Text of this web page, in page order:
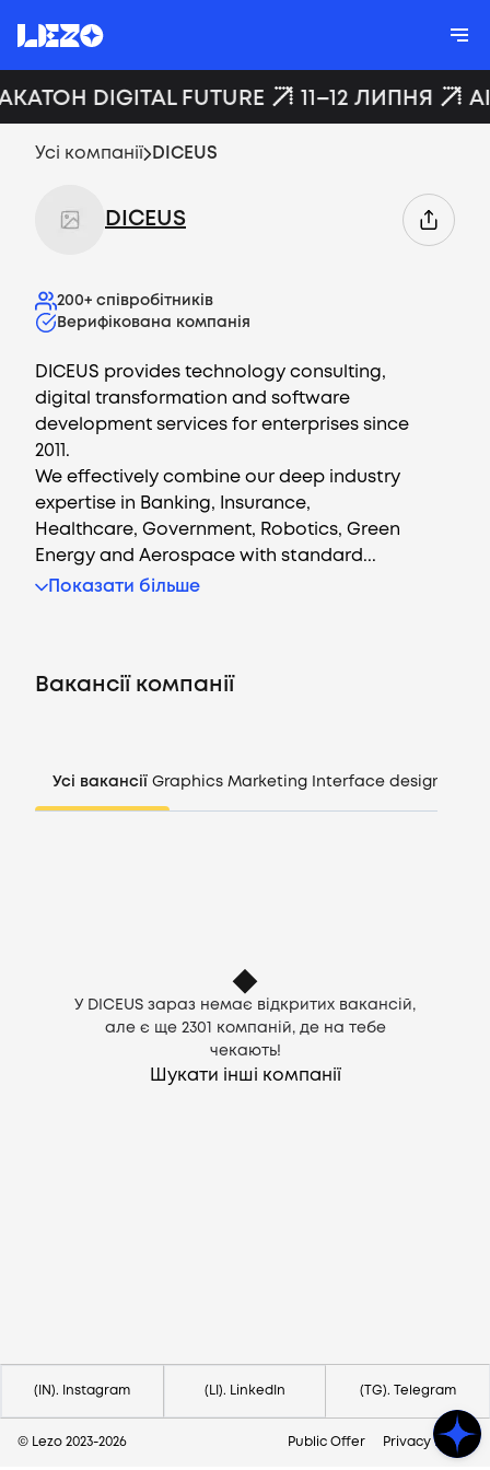
UA
DIGITAL FUTURE 11–12 ЛИПНЯ
Усі компанії DICEUS
DICEUS
200+ співробітників
Верифікована компанія
DICEUS provides technology consulting,
digital transformation and software
development services for enterprises since
2011.
We effectively combine our deep industry
expertise in Banking, Insurance,
Healthcare, Government, Robotics, Green
Energy and Aerospace with standard...
Показати більше
Вакансії компанії
Усі вакансії Graphics Marketing Interface design
У DICEUS зараз немає відкритих вакансій,
але є ще 2301
компаній, де на тебе
чекають!
Шукати інші компанії
(IN). Instagram (LI). LinkedIn (TG). Telegram
© Lezo 2023-2026 Public Offer Privacy Policy